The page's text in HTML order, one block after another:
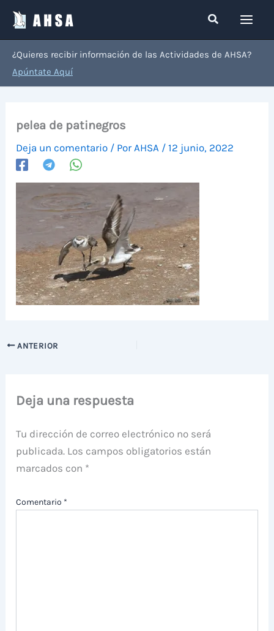
contenido
Buscar
¿Quieres recibir información de las Actividades de AHSA?
Apúntate Aquí
pelea de patinegros
Deja un comentario / Por AHSA /12 junio, 2022
ANTERIOR
Deja una respuesta
Tu dirección de correo electrónico no será
publicada. Los campos obligatorios están
marcados con *
Comentario *